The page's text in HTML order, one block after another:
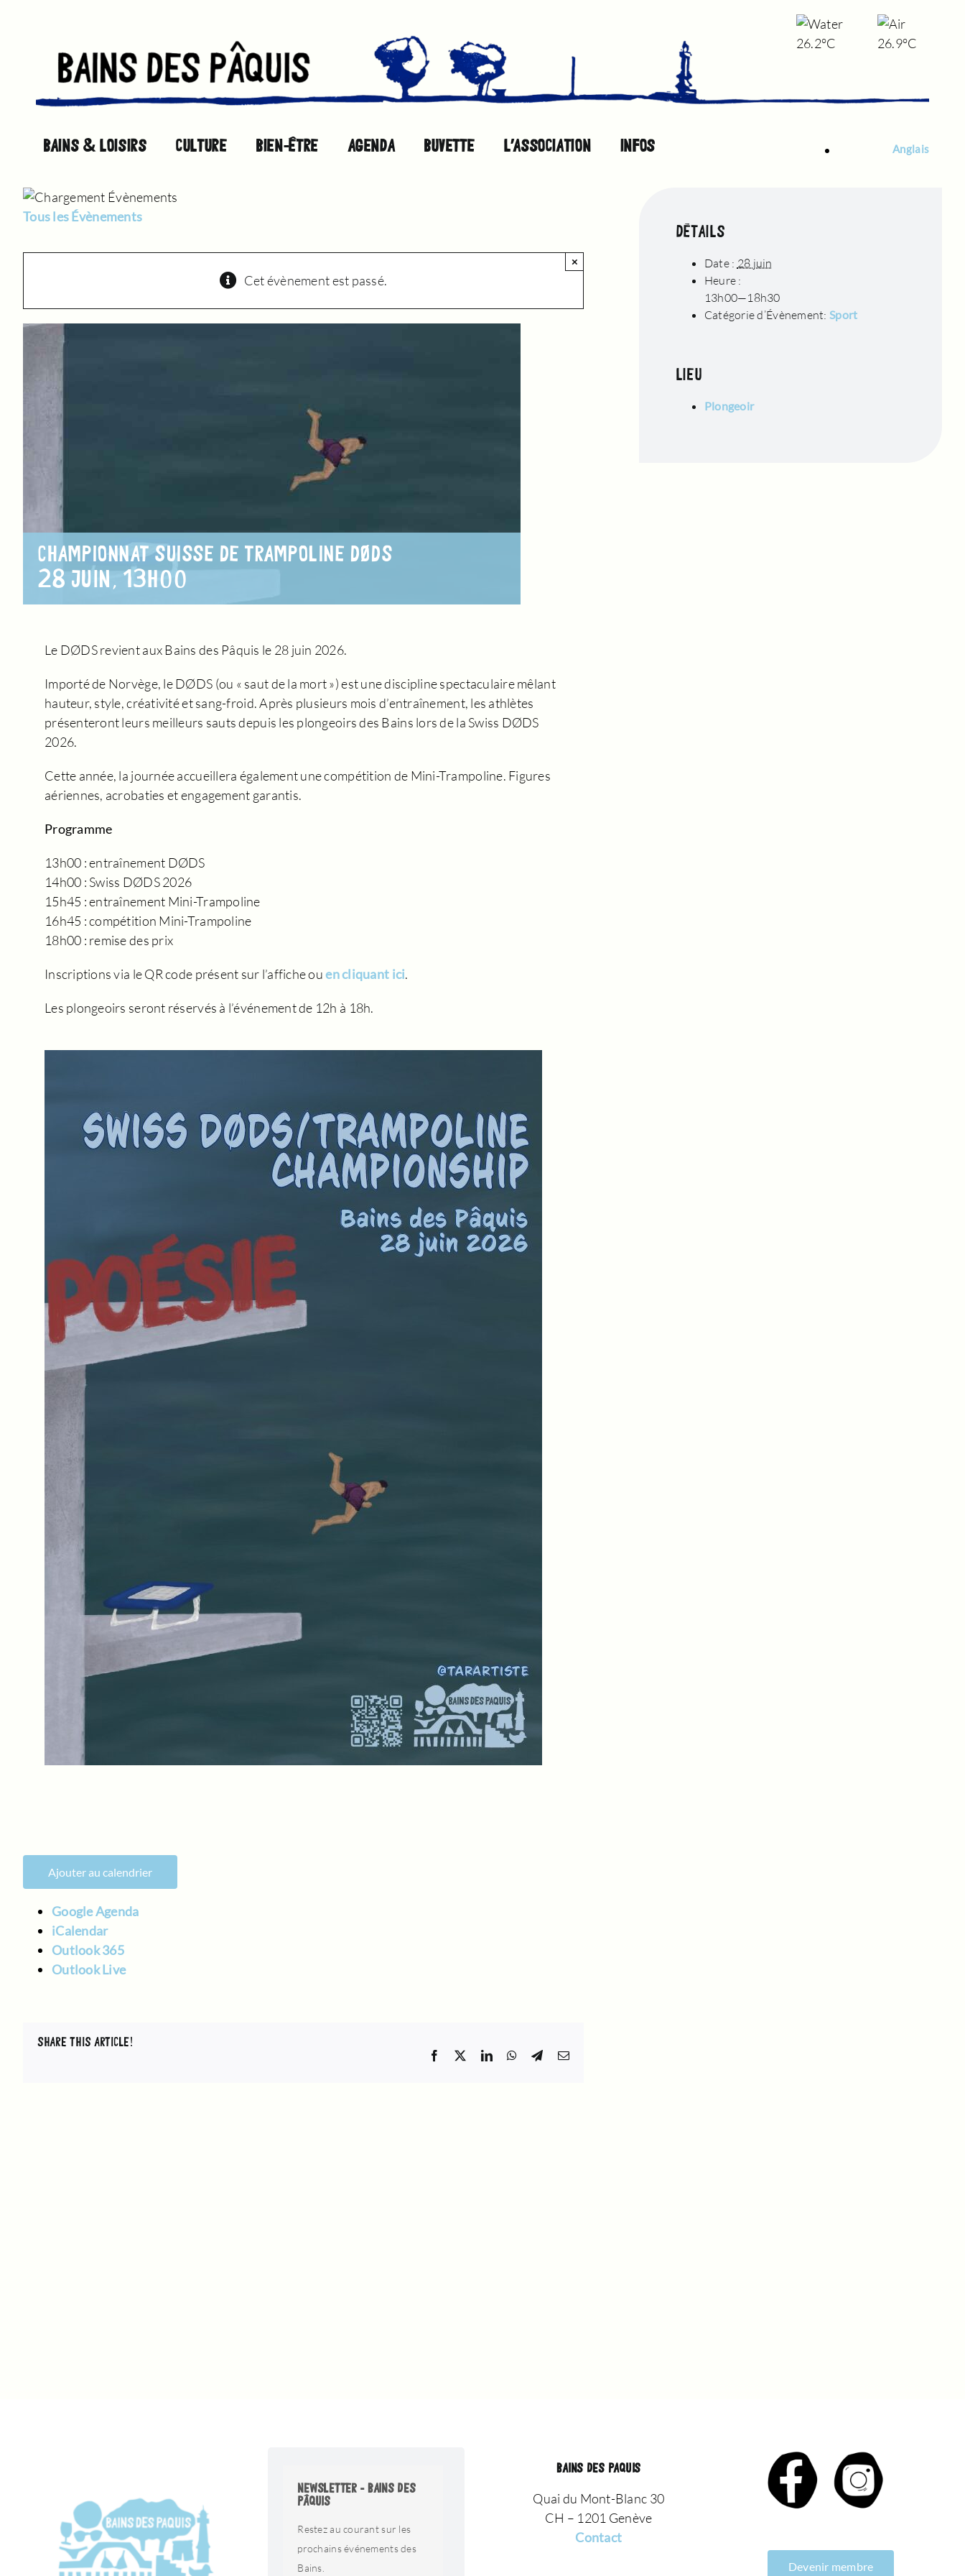
26.2°C 26.9°C
BAINS & LOISIRS CULTURE BIEN-ÊTRE AGENDA BUVETTE L’ASSOCIATION INFOS Anglais
Tous les Évènements
Cet évènement est passé.
×
CHAMPIONNAT SUISSE DE TRAMPOLINE DØDS
28 JUIN, 13H00
Le DØDS revient aux Bains des Pâquis le 28 juin 2026.
Importé de Norvège, le DØDS (ou « saut de la mort ») est une discipline spectaculaire mêlant
hauteur, style, créativité et sang-froid. Après plusieurs mois d’entraînement, les athlètes
présenteront leurs meilleurs sauts depuis les plongeoirs des Bains lors de la Swiss DØDS
2026.
Cette année, la journée accueillera également une compétition de Mini-Trampoline. Figures
aériennes, acrobaties et engagement garantis.
Programme
13h00 : entraînement DØDS
14h00 : Swiss DØDS 2026
15h45 : entraînement Mini-Trampoline
16h45 : compétition Mini-Trampoline
18h00 : remise des prix
Inscriptions via le QR code présent sur l’affiche ouen cliquant ici.
Les plongeoirs seront réservés à l’événement de 12h à 18h.
Ajouter au calendrier
Google Agenda
iCalendar
Outlook 365
Outlook Live
SHARE THIS ARTICLE!
Facebook LinkedInWhatsApp
TelegramEmail
DÉTAILS
Date : 28 juin
Heure :
13h00—18h30
Catégorie d’Évènement: Sport
LIEU
Plongeoir
NEWSLETTER - BAINS DES
PÂQUIS
Restez au courant sur les
prochains événements des
Bains.
BAINS DES PAQUIS
Quai du Mont-Blanc 30
CH – 1201 Genève
Contact
Devenir membre